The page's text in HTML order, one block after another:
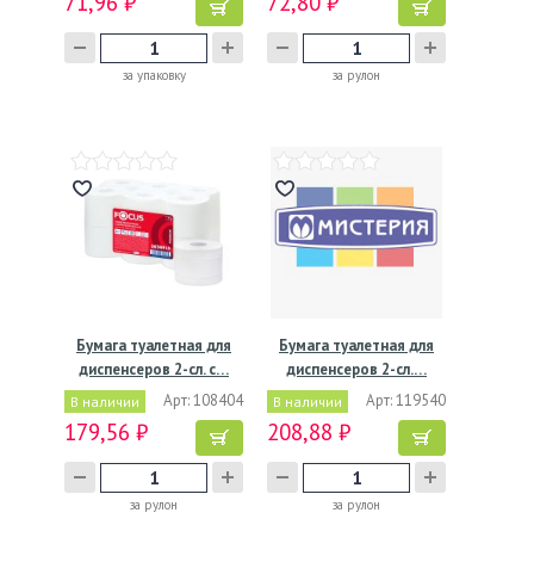
за упаковку за рулон
Бумага туалетная для
диспенсеров 2-сл. с…
В наличии Арт: 108404
179,56 ₽
за рулон
Бумага туалетная для
диспенсеров 2-сл.…
В наличии Арт: 119540
208,88 ₽
за рулон